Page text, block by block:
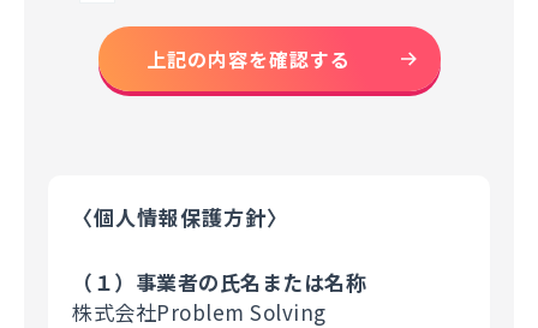
上記の内容を確認する
〈個人情報保護方針〉
（１）事業者の氏名または名称
株式会社Problem Solving